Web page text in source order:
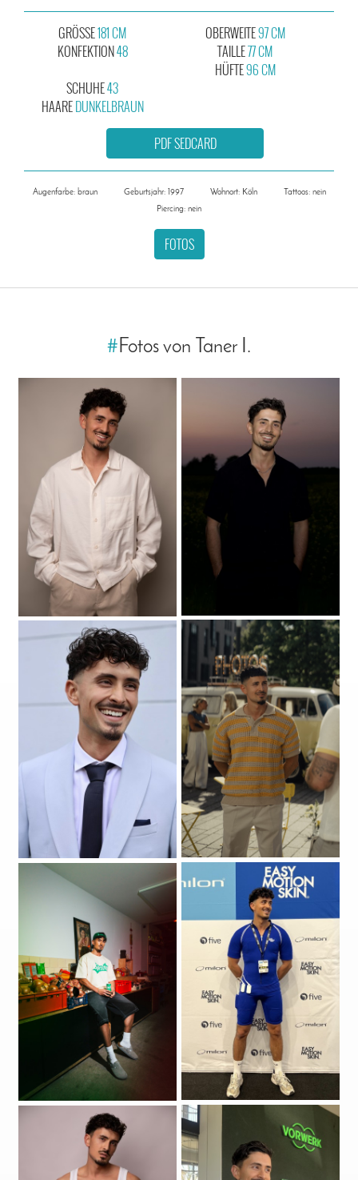
GRÖSSE181 CM
KONFEKTION48
OBERWEITE97 CM
TAILLE77 CM
HÜFTE96 CM
SCHUHE43
HAAREDUNKELBRAUN
PDF SEDCARD
Augenfarbe: braun Geburtsjahr: 1997 Wohnort: Köln
Tattoos: nein
Piercing: nein
FOTOS
# Fotos von Taner I.